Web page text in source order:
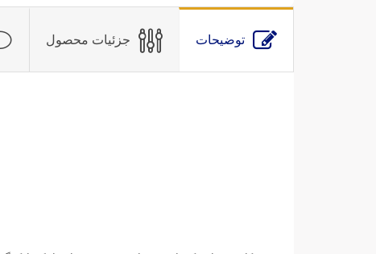
توضیحات جزئیات محصول